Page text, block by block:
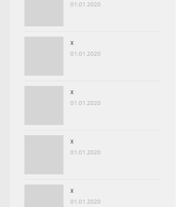
01.01.2020
x
01.01.2020
x
01.01.2020
x
01.01.2020
x
01.01.2020